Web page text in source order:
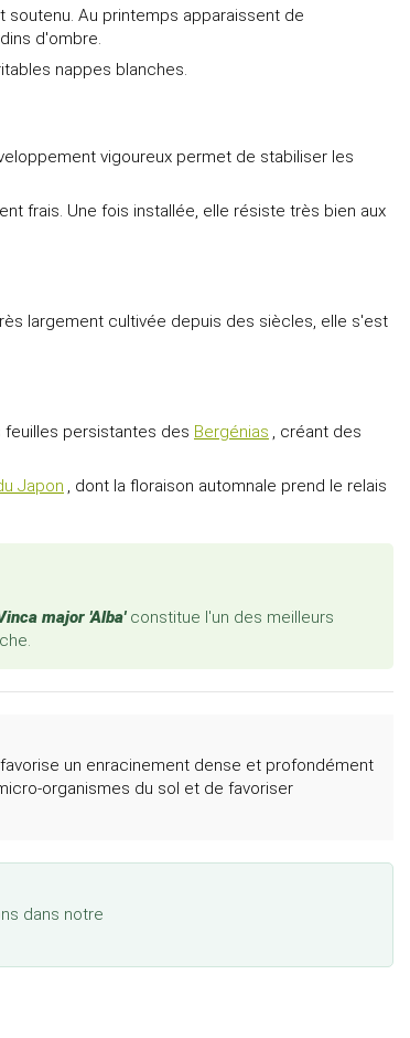
soutenu. Au printemps apparaissent de
d'ombre.
nappes blanches.
vigoureux permet de stabiliser les
frais. Une fois installée, elle résiste très bien aux
largement cultivée depuis des siècles, elle s'est
feuilles persistantes des Bergénias
, créant des
Japon , dont la floraison automnale prend le relais
major 'Alba'constitue l'un des meilleurs
un enracinement dense et profondément
organismes du sol et de favoriser
dans notre